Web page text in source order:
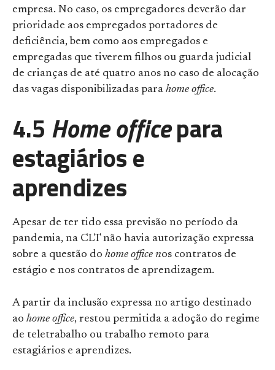
empresa. No caso, os empregadores deverão dar
prioridade aos empregados portadores de
deficiência, bem como aos empregados e
empregadas que tiverem filhos ou guarda judicial
de crianças de até quatro anos no caso de alocação
das vagas disponibilizadas para home office.
4.5 Home officepara
estagiários e
aprendizes
Apesar de ter tido essa previsão no período da
pandemia, na CLT não havia autorização expressa
sobre a questão do home office nos contratos de
estágio e nos contratos de aprendizagem.
A partir da inclusão expressa no artigo destinado
ao home office, restou permitida a adoção do regime
de teletrabalho ou trabalho remoto para
estagiários e aprendizes.